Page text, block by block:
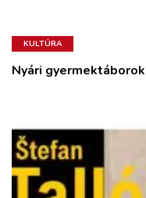
KULTÚRA
Nyári